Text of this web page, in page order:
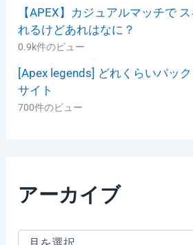
【APEX】カジュアルマッチで
れるけどあれはなに？
0.9k件のビュー
[Apex legends] どれくらいパッ
サイト
700件のビュー
アーカイブ